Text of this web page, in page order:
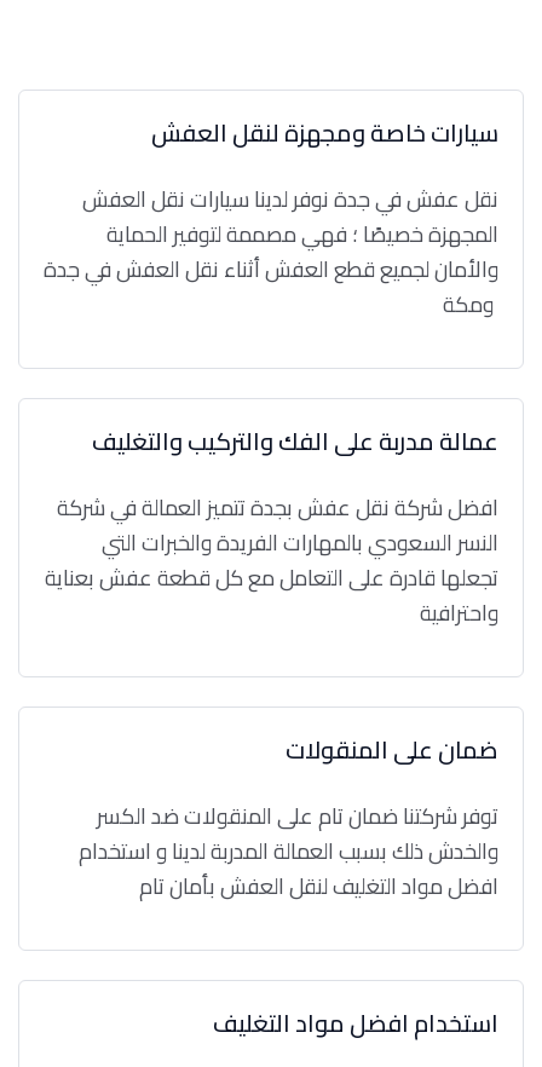
سيارات خاصة ومجهزة لنقل العفش
نقل عفش في جدة نوفر لدينا سيارات نقل العفش
المجهزة خصيصًا ؛ فهي مصممة لتوفير الحماية
والأمان لجميع قطع العفش أثناء نقل العفش في جدة
عمالة مدربة على الفك والتركيب والتغليف
افضل شركة نقل عفش بجدة تتميز العمالة في شركة
النسر السعودي بالمهارات الفريدة والخبرات التي
تجعلها قادرة على التعامل مع كل قطعة عفش بعناية
واحترافية
ضمان على المنقولات
توفر شركتنا ضمان تام على المنقولات ضد الكسر
والخدش ذلك بسبب العمالة المدربة لدينا و استخدام
افضل مواد التغليف لنقل العفش بأمان تام
استخدام افضل مواد التغليف